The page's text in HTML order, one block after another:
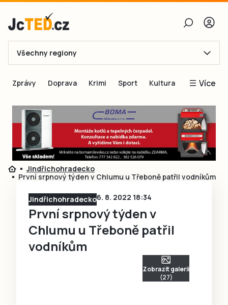
E-mail
Obnovit heslo
Přihlásit se
Přihlásit se přes Facebook
Ještě nemám účet, chci se Registrovat
Všechny regiony
Zprávy Doprava Krimi Sport Kultura Více
Blogy
Inspirace
Čtenáři píší
Speciální přílohy
Jindřichohradecko
První srpnový týden v Chlumu u Třeboně patřil vodníkům
Jindřichohradecko6. 8. 2022 18:34
První srpnový týden v
Chlumu u Třeboně patřil
vodníkům
Zobrazit galerii
(27)